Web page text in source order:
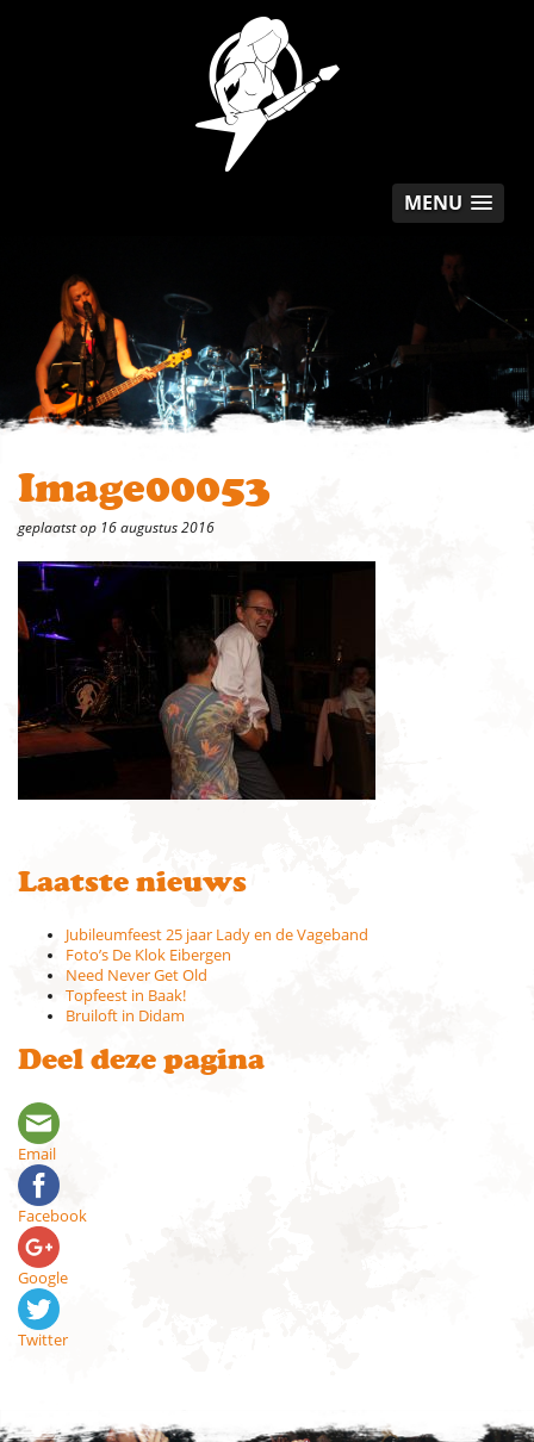
MENU
Image00053
geplaatst op 16 augustus 2016
Laatste nieuws
Jubileumfeest 25 jaar Lady en de Vageband
Foto’s De Klok Eibergen
Need Never Get Old
Topfeest in Baak!
Bruiloft in Didam
Deel deze pagina
Email
Facebook
Google
Twitter